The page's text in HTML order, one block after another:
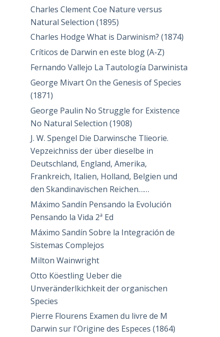
Charles Clement Coe Nature versus
Natural Selection (1895)
Charles Hodge What is Darwinism? (1874)
Críticos de Darwin en este blog (A-Z)
Fernando Vallejo La Tautología Darwinista
George Mivart On the Genesis of Species
(1871)
George Paulin No Struggle for Existence
No Natural Selection (1908)
J. W. Spengel Die Darwinsche Tlieorie.
Vepzeichniss der über dieselbe in
Deutschland, England, Amerika,
Frankreich, Italien, Holland, Belgien und
den Skandinavischen Reichen……
Máximo Sandín Pensando la Evolución
Pensando la Vida 2ª Ed
Máximo Sandín Sobre la Integración de
Sistemas Complejos
Milton Wainwright
Otto Köestling Ueber die
Unveränderlkichkeit der organischen
Species
Pierre Flourens Examen du livre de M
Darwin sur l'Origine des Especes (1864)